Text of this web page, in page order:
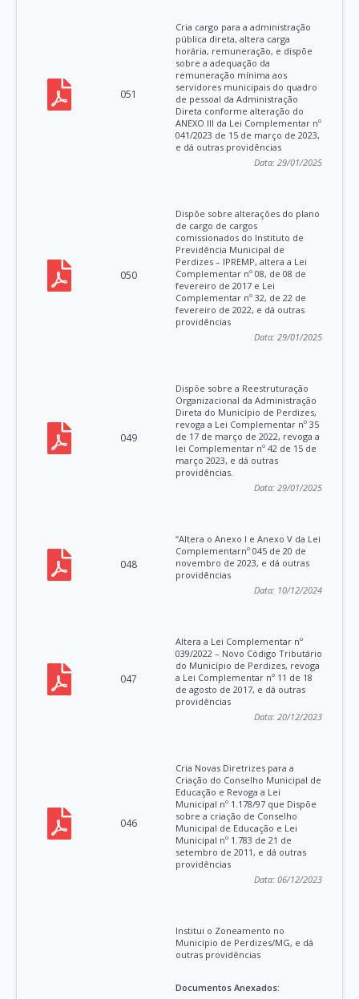
051
Cria cargo para a administração
pública direta, altera carga
horária, remuneração, e dispõe
sobre a adequação da
remuneração mínima aos
servidores municipais do quadro
de pessoal da Administração
Direta conforme alteração do
ANEXO III da Lei Complementar nº
041/2023 de 15 de março de 2023,
e dá outras providências
Data:29/01/2025
050
Dispõe sobre alterações do plano
de cargo de cargos
comissionados do Instituto de
Previdência Municipal de
Perdizes – IPREMP, altera a Lei
Complementar nº 08, de 08 de
fevereiro de 2017 e Lei
Complementar nº 32, de 22 de
fevereiro de 2022, e dá outras
providências
Data:29/01/2025
049
Dispõe sobre a Reestruturação
Organizacional da Administração
Direta do Município de Perdizes,
revoga a Lei Complementar nº 35
de 17 de março de 2022, revoga a
lei Complementar nº 42 de 15 de
março 2023, e dá outras
providências.
Data:29/01/2025
048
“Altera o Anexo I e Anexo V da Lei
Complementarnº 045 de 20 de
novembro de 2023, e dá outras
providências
Data: 10/12/2024
047
Altera a Lei Complementar nº
039/2022 – Novo Código Tributário
do Município de Perdizes, revoga
a Lei Complementar nº 11 de 18
de agosto de 2017, e dá outras
providências
Data:20/12/2023
046
Cria Novas Diretrizes para a
Criação do Conselho Municipal de
Educação e Revoga a Lei
Municipal nº 1.178/97 que Dispõe
sobre a criação de Conselho
Municipal de Educação e Lei
Municipal nº 1.783 de 21 de
setembro de 2011, e dá outras
providências
Data:06/12/2023
Institui o Zoneamento no
Município de Perdizes/MG, e dá
outras providências
Documentos Anexados: